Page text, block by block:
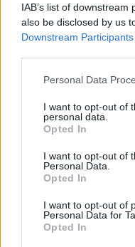
IAB’s list of
also be disclosed by us
Downstream Participants
Personal Data
I want to opt-out of
personal data.
Opted In
I want to opt-out of
Personal Data.
Opted In
I want to opt-out of
Personal Data for
Opted In
pięknego,
jego kroki i dodawał
będzie nieustannie
nadzieję. Na drodze
nieskończona i
przez takie piękno i nie
znajdzie; a
jeżeli się zagubi w
Ale oto łaska: Bóg
nasze ciało, ulepione z
symbolicznie mówimy: